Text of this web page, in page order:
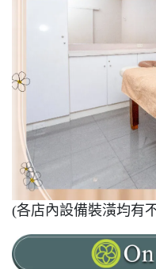
(各店內設備裝潢均有